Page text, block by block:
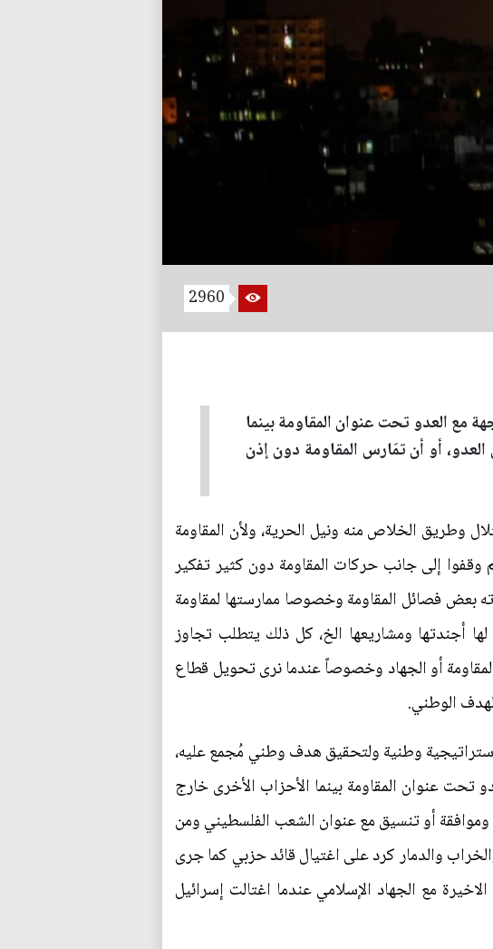
2960
مع العدو تحت عنوان المقاومة بينما
أو أن تمَارس المقاومة دون إذن
وطريق الخلاص منه ونيل الحرية، ولأن المقاومة
إلى جانب حركات المقاومة دون كثير تفكير
بعض فصائل المقاومة وخصوصا ممارستها لمقاومة
أجندتها ومشاريعها الخ، كل ذلك يتطلب تجاوز
أو الجهاد وخصوصاً عندما نرى تحويل قطاع
الوطني.
استراتيجية وطنية ولتحقيق هدف وطني مُجمع عليه،
عنوان المقاومة بينما الأحزاب الأخرى خارج
وموافقة أو تنسيق مع عنوان الشعب الفلسطيني ومن
والدمار كرد على اغتيال قائد حزبي كما جرى
الأيام الاخيرة مع الجهاد الإسلامي عندما اغتالت إسرائيل